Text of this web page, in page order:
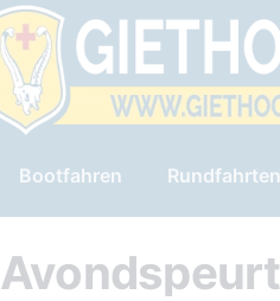
Bootfahren Rundfahrten